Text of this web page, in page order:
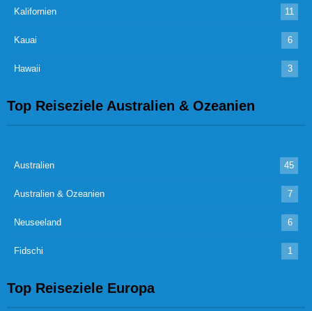
Kalifornien 11
Kauai 6
Hawaii 3
Top Reiseziele Australien & Ozeanien
Australien 45
Australien & Ozeanien 7
Neuseeland 6
Fidschi 1
Top Reiseziele Europa